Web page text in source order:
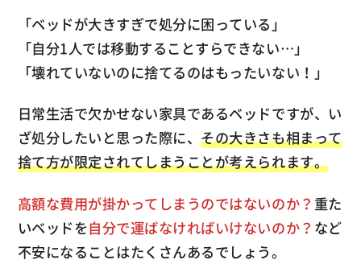
「ベッドが大きすぎで処分に困っている」
「自分1人では移動することすらできない…」
「壊れていないのに捨てるのはもったいない！」
日常生活で欠かせない家具であるベッドですが、い
ざ処分したいと思った際に、その大きさも相まって
捨て方が限定されてしまうことが考えられます。
高額な費用が掛かってしまうのではないのか？ 重た
いベッドを自分で運ばなければいけないのか？ など
不安になることはたくさんあるでしょう。